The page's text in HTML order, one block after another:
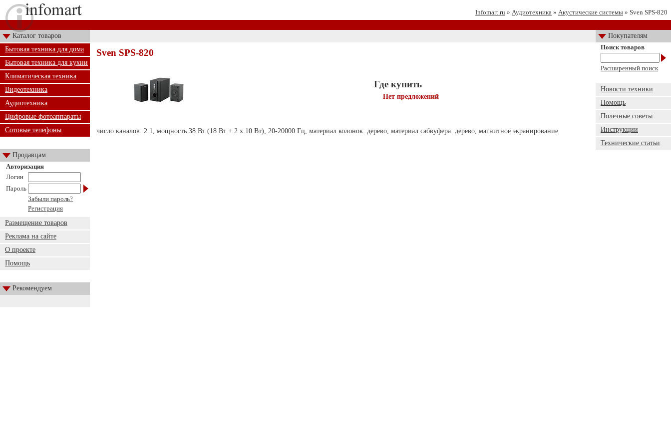
Infomart.ru » Аудиотехника » Акустические системы » Sven SPS-820
Каталог товаров
Покупателям
Бытовая техника для дома
Бытовая техника для кухни
Климатическая техника
Видеотехника
Аудиотехника
Цифровые фотоаппараты
Сотовые телефоны
Продавцам
Авторизация
Логин
Пароль
Забыли пароль?
Регистрация
Размещение товаров
Реклама на сайте
О проекте
Помощь
Рекомендуем
Sven SPS-820
Где купить
Нет предложений
число каналов: 2.1, мощность 38 Вт (18 Вт + 2 х 10 Вт), 20-20000 Гц, материал колонок: дерево, материал сабвуфера: дерево, магнитное экранирование
Поиск товаров
Расширенный поиск
Новости техники
Помощь
Полезные советы
Инструкции
Технические статьи